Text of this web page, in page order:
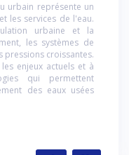
urbain représente un
les services de l'eau.
urbaine et la
les systèmes de
pressions croissantes.
enjeux actuels et à
qui permettent
des eaux usées